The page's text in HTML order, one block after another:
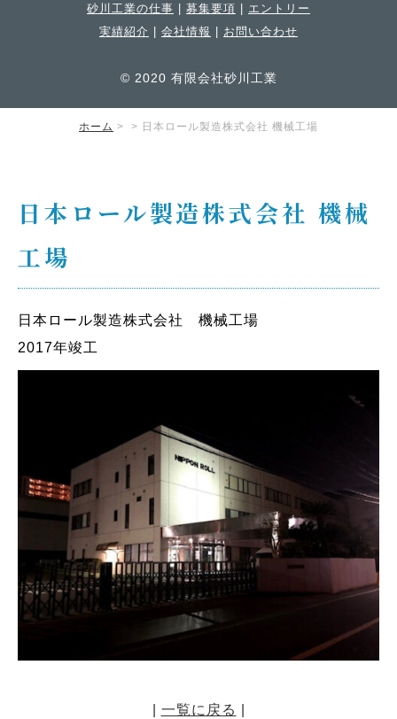
砂川工業の仕事 | 募集要項 | エントリー
実績紹介 | 会社情報 | お問い合わせ
© 2020 有限会社砂川工業
ホーム > > 日本ロール製造株式会社 機械工場
日本ロール製造株式会社 機械
工場
日本ロール製造株式会社 機械工場
2017年竣工
一覧に戻る